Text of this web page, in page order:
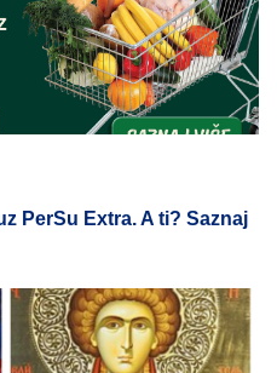
PerSu Extra. A ti? Saznaj